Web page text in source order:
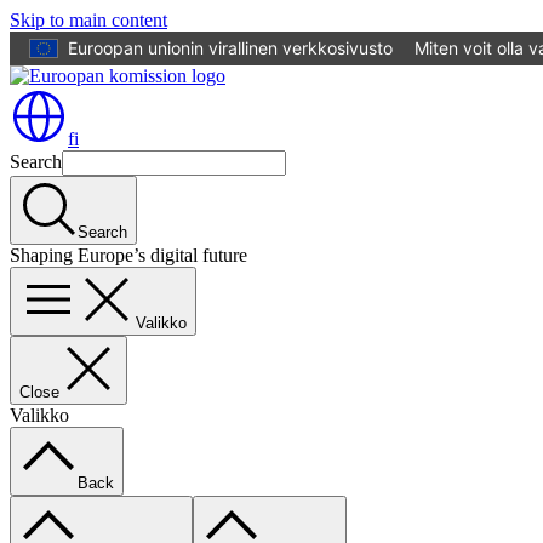
Skip to main content
Euroopan unionin virallinen verkkosivusto
Miten voit olla
fi
Search
Search
Shaping Europe’s digital future
Valikko
Close
Valikko
Back